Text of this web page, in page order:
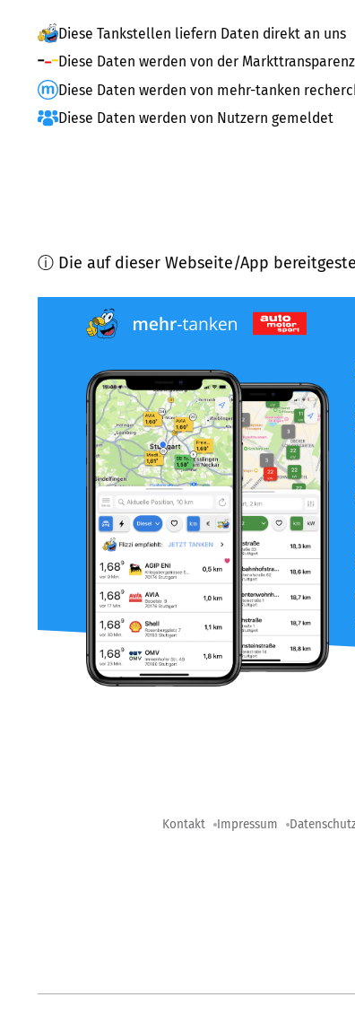
Diese Tankstellen liefern Daten direkt an uns
Diese Daten werden von der
Diese Daten werden von mehr-tanken
Diese Daten werden von Nutzern gemeldet
ⓘ Die auf dieser Webseite/App
Kontakt Impressum